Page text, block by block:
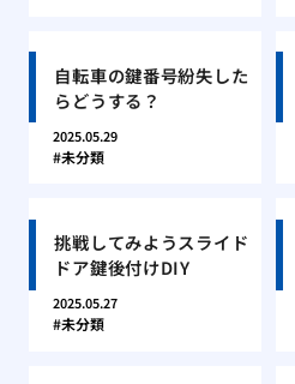
自転車の鍵番号紛失した
らどうする？
2025.05.29
未分類
挑戦してみようスライド
ドア鍵後付けDIY
2025.05.27
未分類